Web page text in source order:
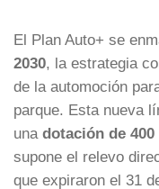
El Plan Auto+ se
2030, la estrategia
de la automoción
parque. Esta nueva
una dotación de
supone el relevo
que expiraron el 31